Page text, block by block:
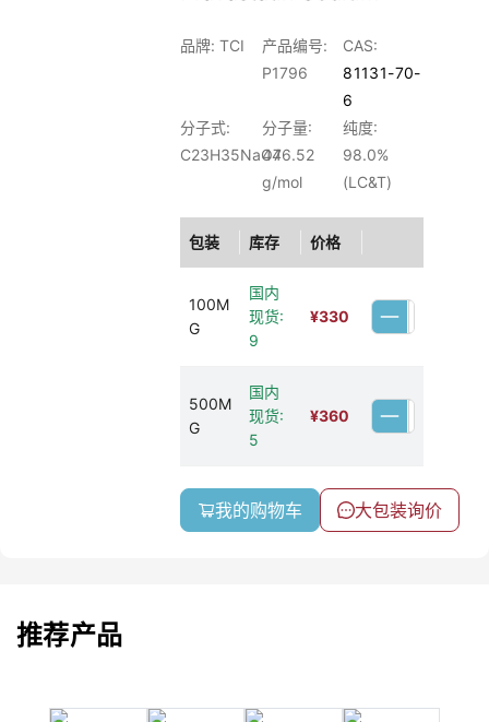
品牌: TCI
产品编号:
P1796
CAS:
81131-70-
6
分子式:
C23H35NaO7
分子量:
446.52
g/mol
纯度:
98.0%
(LC&T)
包装 库存 价格
100M
G
国内
现货:
9
¥330
500M
G
国内
现货:
5
¥360
我的购物车 大包装询价
推荐产品